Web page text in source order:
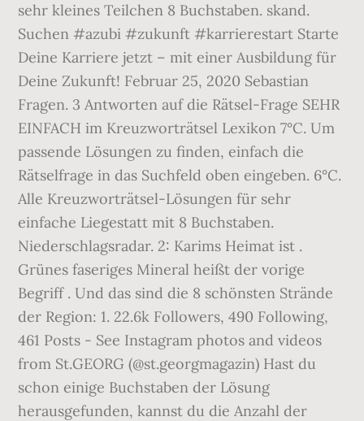
sehr kleines Teilchen 8 Buchstaben. skand.
Suchen #azubi #zukunft #karrierestart Starte
Deine Karriere jetzt – mit einer Ausbildung für
Deine Zukunft! Februar 25, 2020 Sebastian
Fragen. 3 Antworten auf die Rätsel-Frage SEHR
EINFACH im Kreuzworträtsel Lexikon 7°C. Um
passende Lösungen zu finden, einfach die
Rätselfrage in das Suchfeld oben eingeben. 6°C.
Alle Kreuzworträtsel-Lösungen für sehr
einfache Liegestatt mit 8 Buchstaben.
Niederschlagsradar. 2: Karims Heimat ist .
Grünes faseriges Mineral heißt der vorige
Begriff . Und das sind die 8 schönsten Strände
der Region: 1. 22.6k Followers, 490 Following,
461 Posts - See Instagram photos and videos
from St.GEORG (@st.georgmagazin) Hast du
schon einige Buchstaben der Lösung
herausgefunden, kannst du die Anzahl der